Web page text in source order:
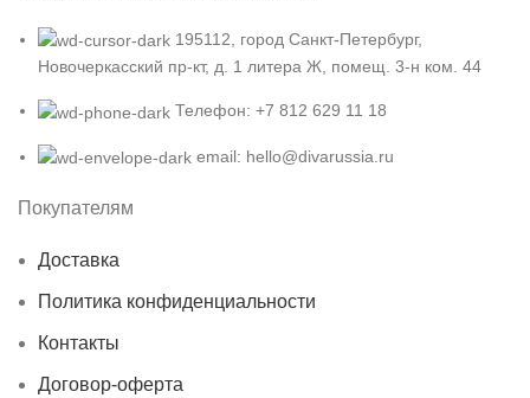
195112, город Санкт-Петербург,
Новочеркасский пр-кт, д. 1 литера Ж, помещ. 3-н ком. 44
Телефон: +7 812 629 11 18
email: hello@divarussia.ru
Покупателям
Доставка
Политика конфиденциальности
Контакты
Договор-оферта